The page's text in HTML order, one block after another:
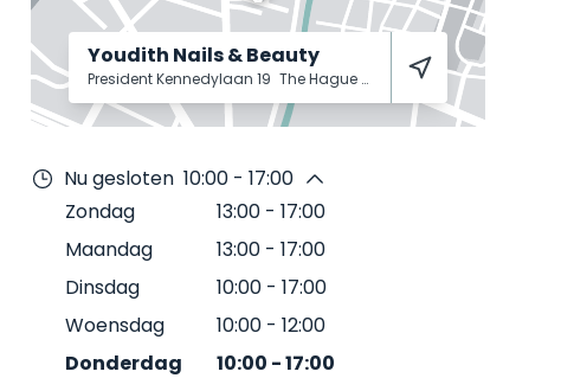
Youdith Nails & Beauty
President Kennedylaan 19 The Hague 2517 JK
Nu gesloten 10:00 - 17:00
Zondag
13:00 - 17:00
Maandag
13:00 - 17:00
Dinsdag
10:00 - 17:00
Woensdag
10:00 - 12:00
Donderdag
10:00 -17:00